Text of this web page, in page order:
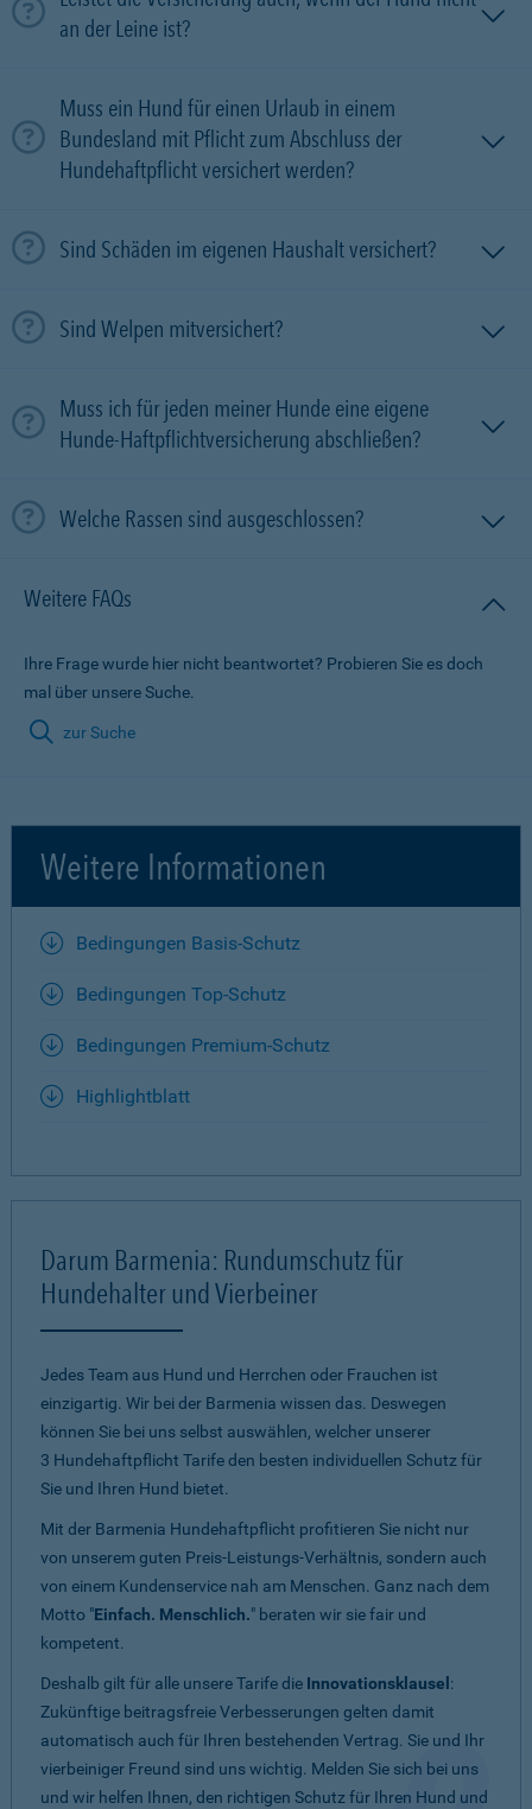
an der Leine ist?
Muss ein Hund für einen Urlaub in einem
Bundesland mit Pflicht zum Abschluss der
Hundehaftpflicht versichert werden?
Sind Schäden im eigenen Haushalt versichert?
Sind Welpen mitversichert?
Muss ich für jeden meiner Hunde eine eigene
Hunde-Haftpflichtversicherung abschließen?
Welche Rassen sind ausgeschlossen?
Weitere FAQs
Ihre Frage wurde hier nicht beantwortet? Probieren Sie es doch
mal über unsere Suche.
zur Suche
Weitere Informationen
Bedingungen Basis-Schutz
Bedingungen Top-Schutz
Bedingungen Premium-Schutz
Highlightblatt
Darum Barmenia: Rundumschutz für
Hundehalter und Vierbeiner
Jedes Team aus Hund und Herrchen oder Frauchen ist
einzigartig. Wir bei der Barmenia wissen das. Deswegen
können Sie bei uns selbst auswählen, welcher unserer
3 Hundehaftpflicht Tarife den besten individuellen Schutz für
Sie und Ihren Hund bietet.
Mit der Barmenia Hundehaftpflicht profitieren Sie nicht nur
von unserem guten Preis-Leistungs-Verhältnis, sondern auch
von einem Kundenservice nah am Menschen. Ganz nach dem
Motto "Einfach. Menschlich." beraten wir sie fair und
kompetent.
Deshalb gilt für alle unsere Tarife die Innovationsklausel :
Zukünftige beitragsfreie Verbesserungen gelten damit
automatisch auch für Ihren bestehenden Vertrag. Sie und Ihr
vierbeiniger Freund sind uns wichtig. Melden Sie sich bei uns
und wir helfen Ihnen, den richtigen Schutz für Ihren Hund und